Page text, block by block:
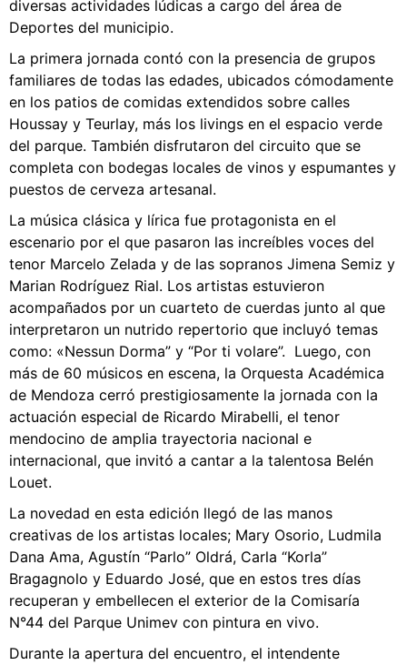
diversas actividades lúdicas a cargo del área de
Deportes del municipio.
La primera jornada contó con la presencia de grupos
familiares de todas las edades, ubicados cómodamente
en los patios de comidas extendidos sobre calles
Houssay y Teurlay, más los livings en el espacio verde
del parque. También disfrutaron del circuito que se
completa con bodegas locales de vinos y espumantes y
puestos de cerveza artesanal.
La música clásica y lírica fue protagonista en el
escenario por el que pasaron las increíbles voces del
tenor Marcelo Zelada y de las sopranos Jimena Semiz y
Marian Rodríguez Rial. Los artistas estuvieron
acompañados por un cuarteto de cuerdas junto al que
interpretaron un nutrido repertorio que incluyó temas
como: «Nessun Dorma” y “Por ti volare”. Luego, con
más de 60 músicos en escena, la Orquesta Académica
de Mendoza cerró prestigiosamente la jornada con la
actuación especial de Ricardo Mirabelli, el tenor
mendocino de amplia trayectoria nacional e
internacional, que invitó a cantar a la talentosa Belén
Louet.
La novedad en esta edición llegó de las manos
creativas de los artistas locales; Mary Osorio, Ludmila
Dana Ama, Agustín “Parlo” Oldrá, Carla “Korla”
Bragagnolo y Eduardo José, que en estos tres días
recuperan y embellecen el exterior de la Comisaría
N°44 del Parque Unimev con pintura en vivo.
Durante la apertura del encuentro, el intendente